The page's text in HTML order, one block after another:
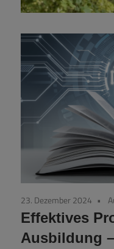
23. Dezember 2024
Effektives
Ausbildung